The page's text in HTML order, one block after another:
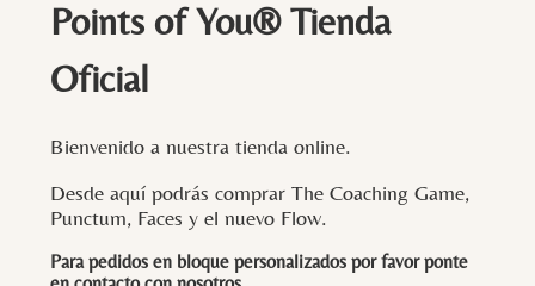
Points of You® Tienda
Oficial
Bienvenido a nuestra tienda online.
Desde aquí podrás comprar The Coaching Game,
Punctum, Faces y el nuevo Flow.
Para pedidos en bloque personalizados por favor ponte